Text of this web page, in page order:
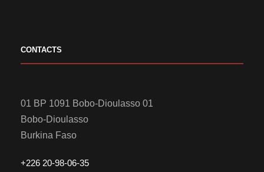
CONTACTS
01 BP 1091 Bobo-Dioulasso 01
Bobo-Dioulasso
Burkina Faso
+226 20-98-06-35